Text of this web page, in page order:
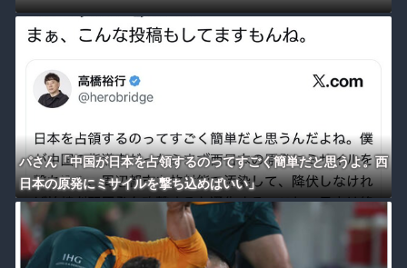
パさん「中国が日本を占領するのってすごく簡単だと思うよ。西
日本の原発にミサイルを撃ち込めばいい」